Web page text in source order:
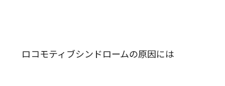
ロコモティブシンドロームの原因には